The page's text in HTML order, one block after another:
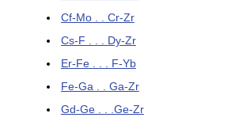
Cf-Mo . . Cr-Zr
Cs-F . . . Dy-Zr
Er-Fe . . . F-Yb
Fe-Ga . . Ga-Zr
Gd-Ge . . .Ge-Zr